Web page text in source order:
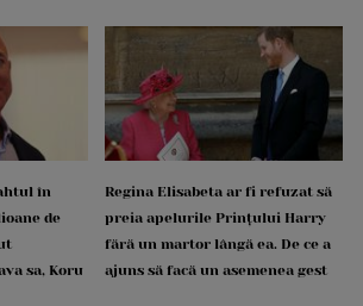
în
de
sa, Koru
Regina Elisabeta ar fi refuzat să
preia apelurile Prințului Harry
fără un martor lângă ea. De ce a
ajuns să facă un asemenea gest